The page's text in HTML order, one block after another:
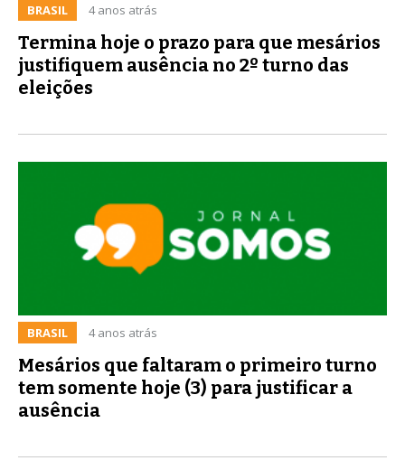
BRASIL 4 anos atrás
Termina hoje o prazo para que mesários
justifiquem ausência no 2º turno das
eleições
BRASIL 4 anos atrás
Mesários que faltaram o primeiro turno
tem somente hoje (3) para justificar a
ausência